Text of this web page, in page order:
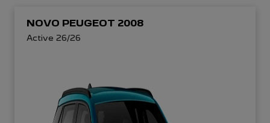
NOVO PEUGEOT 2008
Active 26/26